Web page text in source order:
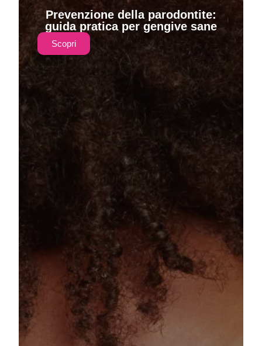
Prevenzione della parodontite:
guida pratica per gengive sane
Scopri